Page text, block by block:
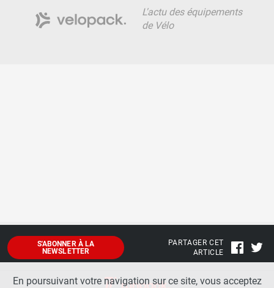
L'actu des équipements
de Vélo
S'ABONNER À LA
NEWSLETTER
PARTAGER CET
ARTICLE
En poursuivant votre navigation sur ce site, vous acceptez